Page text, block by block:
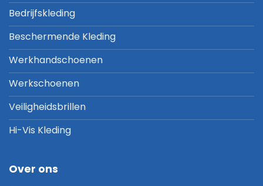
Bedrijfskleding
Beschermende Kleding
Werkhandschoenen
Werkschoenen
Veiligheidsbrillen
Hi-Vis Kleding
Over ons